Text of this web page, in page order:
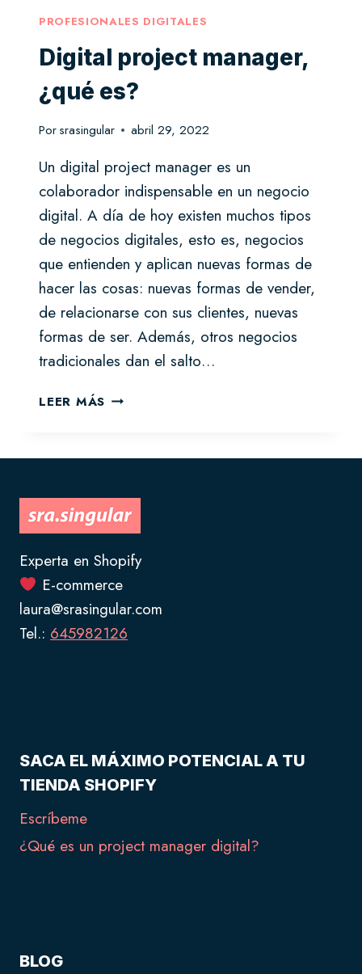
PROFESIONALES DIGITALES
Digital project manager,
¿qué es?
Porsrasingular abril 29, 2022
Un digital project manager es un
colaborador indispensable en un negocio
digital. A día de hoy existen muchos tipos
de negocios digitales, esto es, negocios
que entienden y aplican nuevas formas de
hacer las cosas: nuevas formas de vender,
de relacionarse con sus clientes, nuevas
formas de ser. Además, otros negocios
tradicionales dan el salto…
LEER MÁS DIGITAL
¿QUÉ
Experta en Shopify
E-commerce
laura@srasingular.com
Tel.: 645982126
SACA EL MÁXIMO POTENCIAL A TU
TIENDA SHOPIFY
Escríbeme
¿Qué es un project manager digital?
BLOG